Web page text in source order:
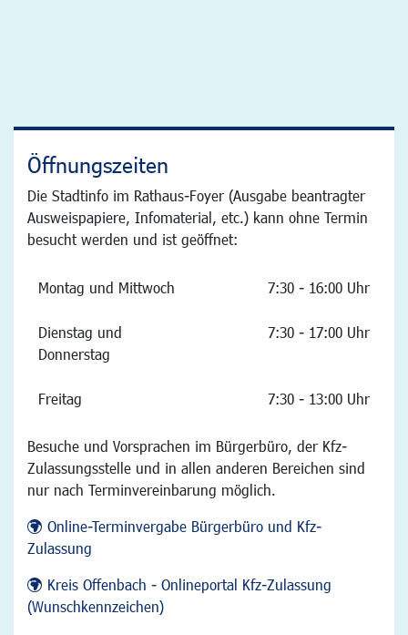
Öffnungszeiten
Die Stadtinfo im Rathaus-Foyer (Ausgabe beantragter
Ausweispapiere, Infomaterial, etc.) kann ohne Termin
besucht werden und ist geöffnet:
Montag und Mittwoch 7:30 - 16:00 Uhr
Dienstag und
Donnerstag
7:30 - 17:00 Uhr
Freitag 7:30 - 13:00 Uhr
Besuche und Vorsprachen im Bürgerbüro, der Kfz-
Zulassungsstelle und in allen anderen Bereichen sind
nur nach Terminvereinbarung möglich.
Online-Terminvergabe Bürgerbüro und Kfz-
Zulassung
Kreis Offenbach - Onlineportal Kfz-Zulassung
(Wunschkennzeichen)